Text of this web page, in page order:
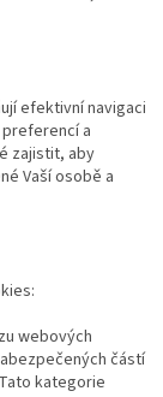
efektivní navigaci
a
zajistit, aby
Vaší osobě a
webových
částí
kategorie